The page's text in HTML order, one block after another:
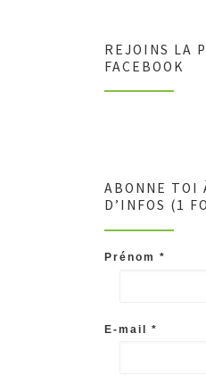
REJOINS LA
FACEBOOK
ABONNE TOI
D’INFOS (1
Prénom *
E-mail *